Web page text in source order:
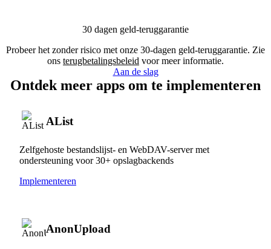
30 dagen geld-teruggarantie
Probeer het zonder risico met onze 30-dagen geld-teruggarantie. Zie
ons terugbetalingsbeleid voor meer informatie.
Aan de slag
Ontdek meer apps om te implementeren
AList
Zelfgehoste bestandslijst- en WebDAV-server met
ondersteuning voor 30+ opslagbackends
Implementeren
AnonUpload